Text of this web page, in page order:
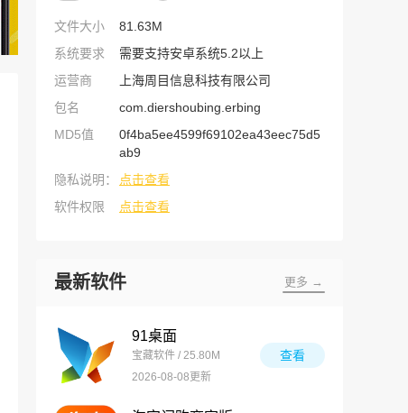
文件大小
81.63M
系统要求
需要支持安卓系统5.2以上
运营商
上海周目信息科技有限公司
包名
com.diershoubing.erbing
MD5值
0f4ba5ee4599f69102ea43eec75d5
ab9
隐私说明：
点击查看
软件权限
点击查看
最新软件 更多 →
91桌面
宝藏软件 / 25.80M
2026-08-08更新
查看